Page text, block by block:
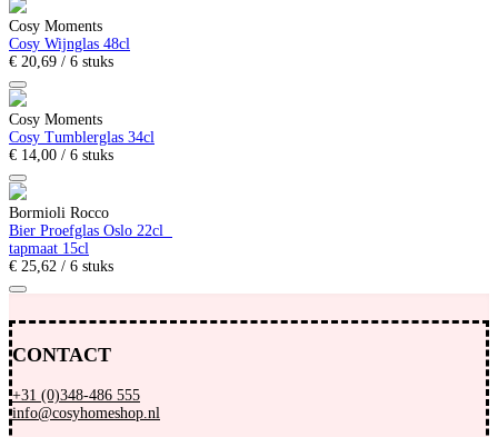
Cosy Moments
Cosy Wijnglas 48cl
€ 20,69 / 6 stuks
Cosy Moments
Cosy Tumblerglas 34cl
€ 14,00 / 6 stuks
Bormioli Rocco
Bier Proefglas Oslo 22cl
tapmaat 15cl
€ 25,62 / 6 stuks
CONTACT
+31 (0)348-486 555
info@cosyhomeshop.nl